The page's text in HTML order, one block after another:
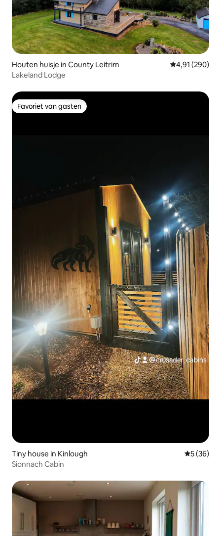
Houten huisje in County Leitrim Gemiddelde
4,91 (290)
Lakeland Lodge
Favoriet van gasten
Favoriet van gasten
Tiny house in Kinlough
5 (36)
Sionnach Cabin